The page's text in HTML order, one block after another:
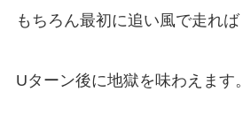
もちろん最初に追い風で走れば
Uターン後に地獄を味わえます。